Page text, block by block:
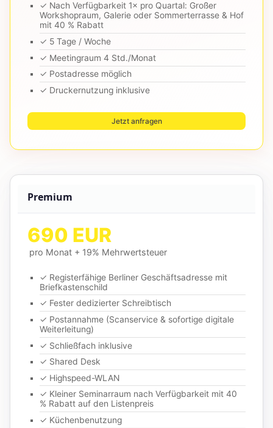
✓ Nach Verfügbarkeit 1× pro Quartal: Großer
Workshopraum, Galerie oder Sommerterrasse & Hof
mit 40 % Rabatt
✓ 5 Tage / Woche
✓ Meetingraum 4 Std./Monat
✓ Postadresse möglich
✓ Druckernutzung inklusive
Jetzt anfragen
Premium
690 EUR
pro Monat + 19% Mehrwertsteuer
✓ Registerfähige Berliner Geschäftsadresse mit
Briefkastenschild
✓ Fester dedizierter Schreibtisch
✓ Postannahme (Scanservice & sofortige digitale
Weiterleitung)
✓ Schließfach inklusive
✓ Shared Desk
✓ Highspeed-WLAN
✓ Kleiner Seminarraum nach Verfügbarkeit mit 40
% Rabatt auf den Listenpreis
✓ Küchenbenutzung